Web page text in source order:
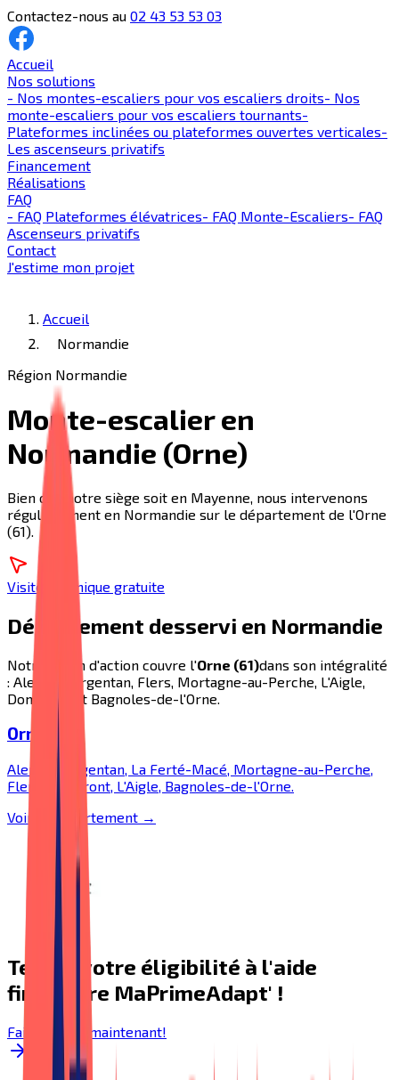
Contactez-nous au 02 43 53 53 03
Accueil
Nos solutions
- Nos montes-escaliers pour vos escaliers droits- Nos
monte-escaliers pour vos escaliers tournants-
Plateformes inclinées ou plateformes ouvertes verticales-
Les ascenseurs privatifs
Financement
Réalisations
FAQ
- FAQ Plateformes élévatrices- FAQ Monte-Escaliers- FAQ
Ascenseurs privatifs
Contact
J'estime mon projet
Accueil
Normandie
Région Normandie
Monte-escalier en
Normandie (Orne)
Bien que notre siège soit en Mayenne, nous intervenons
régulièrement en Normandie sur le département de l'Orne
(61).
Visite technique gratuite
Département desservi en Normandie
Notre rayon d'action couvre l'Orne (61)dans son intégralité
: Alençon, Argentan, Flers, Mortagne-au-Perche, L'Aigle,
Domfront et Bagnoles-de-l'Orne.
Orne (61)
Alençon, Argentan, La Ferté-Macé, Mortagne-au-Perche,
Flers, Domfront, L'Aigle, Bagnoles-de-l'Orne.
Voir le département →
Testez votre éligibilité à l'aide
financière MaPrimeAdapt' !
Faire le test maintenant!